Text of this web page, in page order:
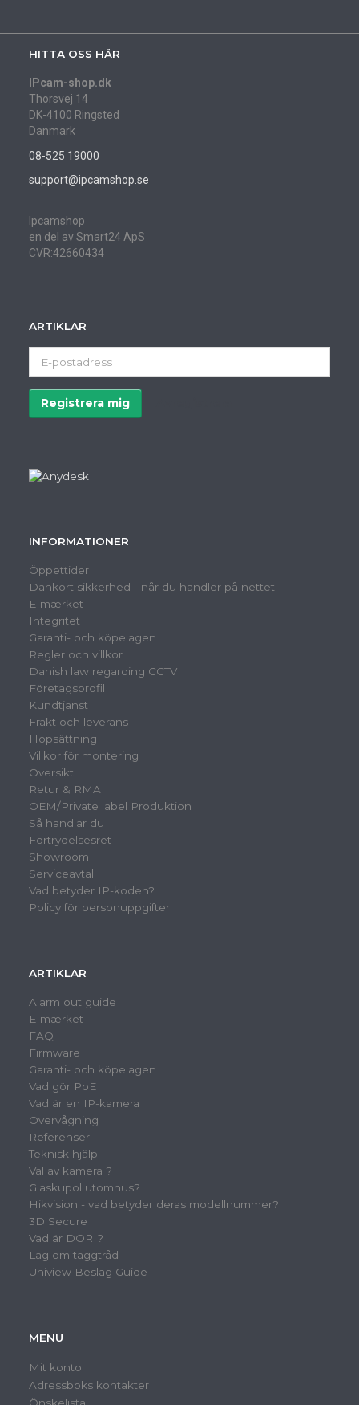
HITTA OSS HÄR
IPcam-shop.dk
Thorsvej 14
DK-4100 Ringsted
Danmark
08-525 19000
support@ipcamshop.se
Ipcamshop
en del av Smart24 ApS
CVR:42660434
ARTIKLAR
postadress
Registrera mig
INFORMATIONER
Öppettider
Dankort sikkerhed - når du handler på nettet
E-mærket
Integritet
Garanti- och köpelagen
Regler och villkor
Danish law regarding CCTV
Företagsprofil
Kundtjänst
Frakt och leverans
Hopsättning
Villkor för montering
Översikt
Retur & RMA
OEM/Private label Produktion
Så handlar du
Fortrydelsesret
Showroom
Serviceavtal
Vad betyder IP-koden?
Policy för personuppgifter
ARTIKLAR
Alarm out guide
E-mærket
FAQ
Firmware
Garanti- och köpelagen
Vad gör PoE
Vad är en IP-kamera
Overvågning
Referenser
Teknisk hjälp
Val av kamera ?
Glaskupol utomhus?
Hikvision - vad betyder deras modellnummer?
3D Secure
Vad är DORI?
Lag om taggtråd
Uniview Beslag Guide
MENU
Mit konto
Adressboks kontakter